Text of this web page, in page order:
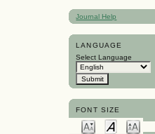
Journal Help
LANGUAGE
Select Language
FONT SIZE